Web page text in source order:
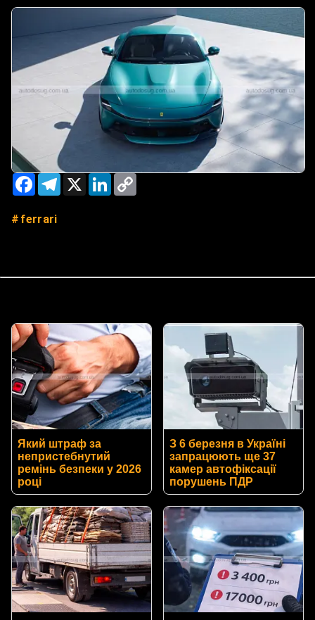
FacebookTelegram
X LinkedIn
ferrari
Який штраф за
непристебнутий
ремінь безпеки у 2026
році
З 6 березня в Україні
запрацюють ще 37
камер автофіксації
порушень ПДР